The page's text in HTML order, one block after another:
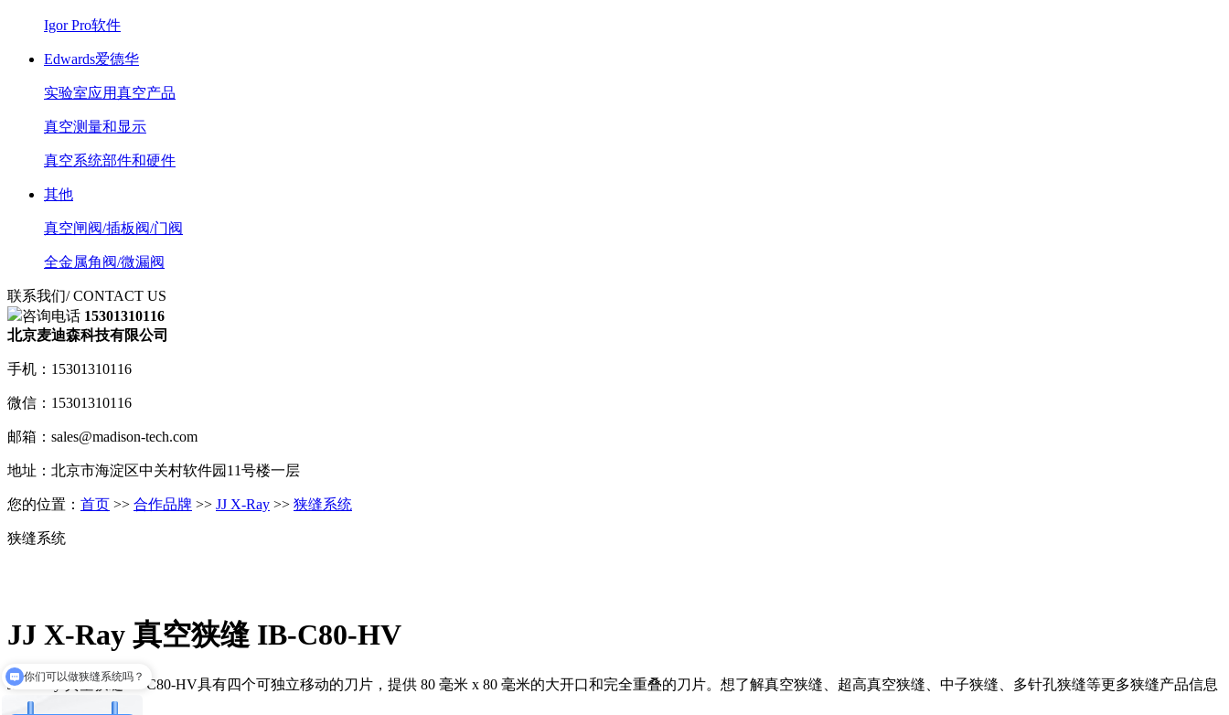
Igor Pro软件
Edwards爱德华
实验室应用真空产品
真空测量和显示
真空系统部件和硬件
其他
真空闸阀/插板阀/门阀
全金属角阀/微漏阀
联系我们/ CONTACT US
咨询电话 15301310116
北京麦迪森科技有限公司
手机：15301310116
微信：15301310116
邮箱：sales@madison-tech.com
地址：北京市海淀区中关村软件园11号楼一层
您的位置： 首页 >> 合作品牌 >> JJ X-Ray >> 狭缝系统
狭缝系统
JJ X-Ray 真空狭缝 IB-C80-HV
JJ X-Ray 真空狭缝 IB-C80-HV具有四个可独立移动的刀片，提供 80 毫米 x 80 毫米的大开口和完全重叠的刀片。想了解真空狭缝、超高真空狭缝、中子狭缝、多针孔狭缝等更多狭缝产品信息
请咨询客服。
你们可以做狭缝系统吗？
真空线缆有吗?